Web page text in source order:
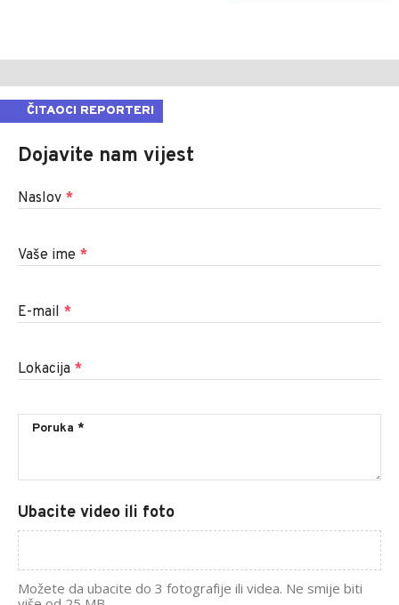
ČITAOCI REPORTERI
Dojavite nam vijest
Naslov *
Vaše ime *
E-mail *
Lokacija *
Ubacite video ili foto
Možete da ubacite do 3 fotografije ili videa. Ne smije biti